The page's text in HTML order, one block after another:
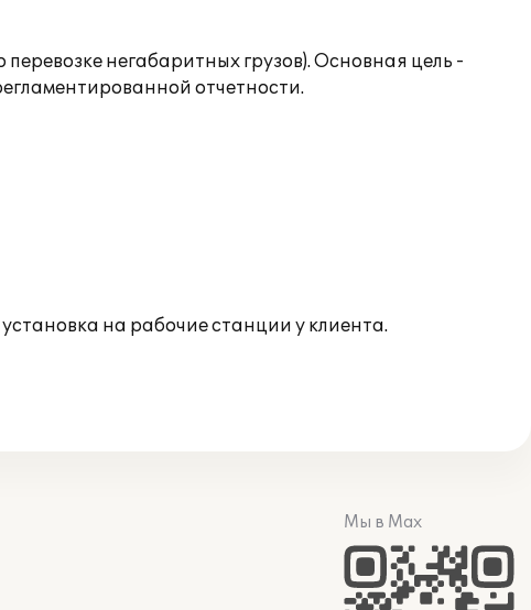
негабаритных грузов). Основная цель -
отчетности.
на рабочие станции у клиента.
Мы в Max